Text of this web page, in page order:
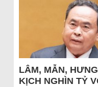
LÂM, MẪN,
KỊCH NGHÌN TỶ